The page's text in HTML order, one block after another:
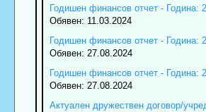
Годишен финансов отчет - Година:
Обявен: 11.03.2024
Годишен финансов отчет - Година:
Обявен: 27.08.2024
Годишен финансов отчет - Година:
Обявен: 27.08.2024
Актуален дружествен договор/